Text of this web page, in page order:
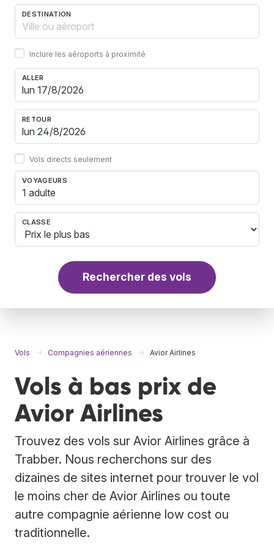
DESTINATION
Inclure les aéroports à proximité
ALLER
RETOUR
Vols directs seulement
VOYAGEURS
1 adulte
CLASSE
Rechercher des vols
Vols Compagnies aériennes Avior Airlines
Vols à bas prix de
Avior Airlines
Trouvez des vols sur Avior Airlines grâce à
Trabber. Nous recherchons sur des
dizaines de sites internet pour trouver le vol
le moins cher de Avior Airlines ou toute
autre compagnie aérienne low cost ou
traditionnelle.